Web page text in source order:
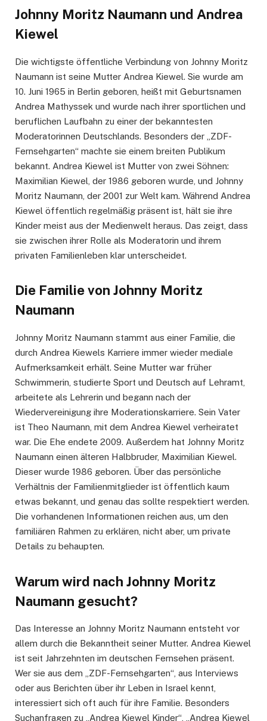
Johnny Moritz Naumann und Andrea
Kiewel
Die wichtigste öffentliche Verbindung von Johnny Moritz
Naumann ist seine Mutter Andrea Kiewel. Sie wurde am
10. Juni 1965 in Berlin geboren, heißt mit Geburtsnamen
Andrea Mathyssek und wurde nach ihrer sportlichen und
beruflichen Laufbahn zu einer der bekanntesten
Moderatorinnen Deutschlands. Besonders der „ZDF-
Fernsehgarten“ machte sie einem breiten Publikum
bekannt. Andrea Kiewel ist Mutter von zwei Söhnen:
Maximilian Kiewel, der 1986 geboren wurde, und Johnny
Moritz Naumann, der 2001 zur Welt kam. Während Andrea
Kiewel öffentlich regelmäßig präsent ist, hält sie ihre
Kinder meist aus der Medienwelt heraus. Das zeigt, dass
sie zwischen ihrer Rolle als Moderatorin und ihrem
privaten Familienleben klar unterscheidet.
Die Familie von Johnny Moritz
Naumann
Johnny Moritz Naumann stammt aus einer Familie, die
durch Andrea Kiewels Karriere immer wieder mediale
Aufmerksamkeit erhält. Seine Mutter war früher
Schwimmerin, studierte Sport und Deutsch auf Lehramt,
arbeitete als Lehrerin und begann nach der
Wiedervereinigung ihre Moderationskarriere. Sein Vater
ist Theo Naumann, mit dem Andrea Kiewel verheiratet
war. Die Ehe endete 2009. Außerdem hat Johnny Moritz
Naumann einen älteren Halbbruder, Maximilian Kiewel.
Dieser wurde 1986 geboren. Über das persönliche
Verhältnis der Familienmitglieder ist öffentlich kaum
etwas bekannt, und genau das sollte respektiert werden.
Die vorhandenen Informationen reichen aus, um den
familiären Rahmen zu erklären, nicht aber, um private
Details zu behaupten.
Warum wird nach Johnny Moritz
Naumann gesucht?
Das Interesse an Johnny Moritz Naumann entsteht vor
allem durch die Bekanntheit seiner Mutter. Andrea Kiewel
ist seit Jahrzehnten im deutschen Fernsehen präsent.
Wer sie aus dem „ZDF-Fernsehgarten“, aus Interviews
oder aus Berichten über ihr Leben in Israel kennt,
interessiert sich oft auch für ihre Familie. Besonders
Suchanfragen zu „Andrea Kiewel Kinder“, „Andrea Kiewel